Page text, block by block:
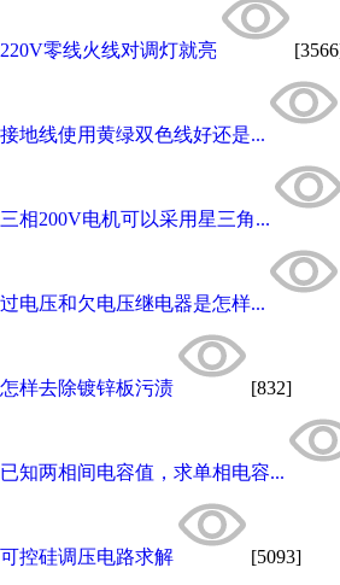
220V零线火线对调灯就亮
接地线使用黄绿双色线好还是...
三相200V电机可以采用星三角...
过电压和欠电压继电器是怎样...
怎样去除镀锌板污渍 [832]
已知两相间电容值，求单相电容...
可控硅调压电路求解 [5093]